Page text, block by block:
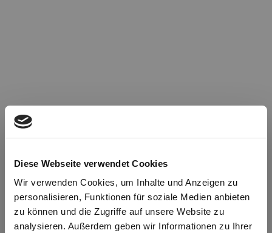
Diese Webseite verwendet Cookies
Wir verwenden Cookies, um Inhalte und Anzeigen zu
personalisieren, Funktionen für soziale Medien anbieten
zu können und die Zugriffe auf unsere Website zu
analysieren. Außerdem geben wir Informationen zu Ihrer
Oops!